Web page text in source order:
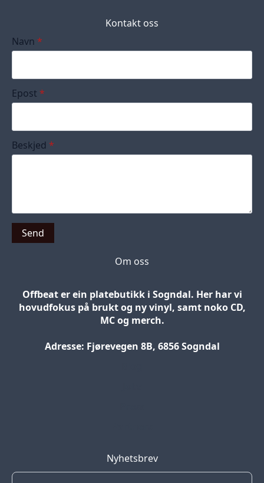
Kontakt oss
Navn *
Epost *
Beskjed *
Send
Om oss
Offbeat er ein platebutikk i Sogndal. Her har vi
hovudfokus på brukt og ny vinyl, samt noko CD,
MC og merch.
Adresse: Fjørevegen 8B, 6856 Sogndal
Nyhetsbrev